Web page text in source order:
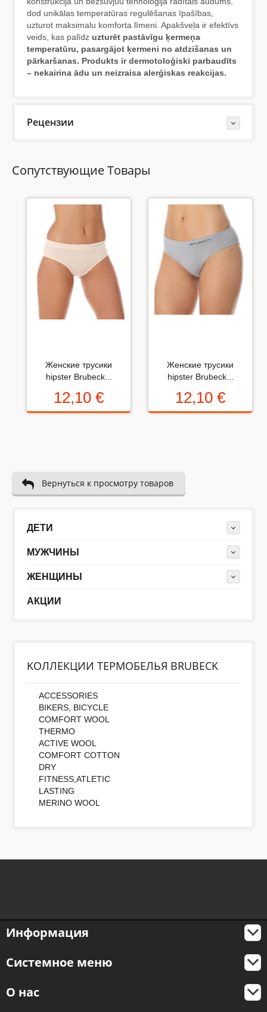
dod unikālas temperatūras regulēšanas īpašības,
uzturot maksimalu komforta līmeni. Apakšveļa ir efektīvs
veids, kas palīdz uzturēt pastāvīgu ķermeņa
temperatūru, pasargājot ķermeni no atdzišanas un
pārkaršanas. Produkts ir dermotoloģiski parbaudīts
– nekairina ādu un neizraisa alerģiskas reakcijas.
Рецензии
ļoti mīksta un patīkama veļa jebkuriem apstākļiem un
pat karstumā.
Пожалуйста напишите (краткую) рецензию....(мин. 10,
макс. 2000 знаков)
Во-первых: Оцените данный товар. Пожалуйста,
выберите оценку от 0 (плохо) до 5 (отлично).
Сопутствующие Товары
Женские трусики
hipster Brubeck...
12,10 €
Женские трусики
hipster Brubeck...
12,10 €
Вернуться к просмотру товаров
ДЕТИ
МУЖЧИНЫ
ЖЕНЩИНЫ
АКЦИИ
KОЛЛЕКЦИИ ТЕРМОБЕЛЬЯ BRUBECK
ACCESSORIES
BIKERS, BICYCLE
COMFORT WOOL
THERMO
ACTIVE WOOL
COMFORT COTTON
DRY
FITNESS,ATLETIC
LASTING
MERINO WOOL
Информация
Системное меню
О нас